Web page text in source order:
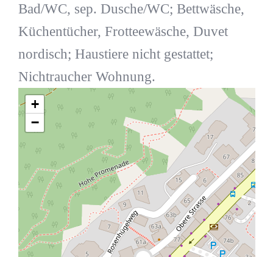
Bad/WC, sep. Dusche/WC; Bettwäsche,
Küchentücher, Frotteewäsche, Duvet
nordisch; Haustiere nicht gestattet;
Nichtraucher Wohnung.
+
−